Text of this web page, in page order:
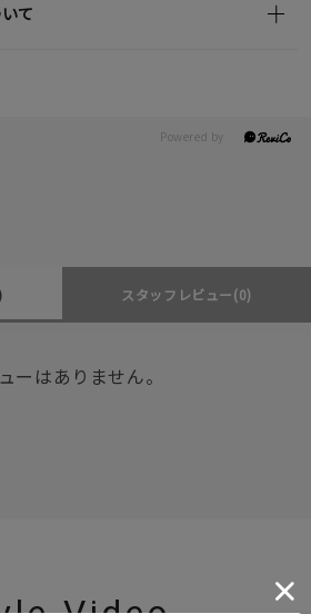
て
スタッフレビュー(0)
ーはありません。